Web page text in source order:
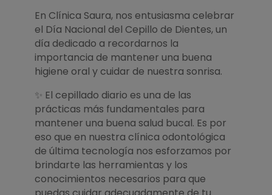
En Clínica Saura, nos entusiasma celebrar
el Día Nacional del Cepillo de Dientes, un
día dedicado a recordarnos la
importancia de mantener una buena
higiene oral y cuidar de nuestra sonrisa.
✨ El cepillado diario es una de las
prácticas más fundamentales para
mantener una buena salud bucal. Es por
eso que en nuestra clínica odontológica
de última tecnología nos esforzamos por
brindarte las herramientas y los
conocimientos necesarios para que